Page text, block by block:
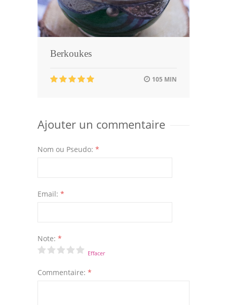
Berkoukes
105 MIN
Ajouter un commentaire
Nom ou Pseudo: *
Email: *
Note: *
Effacer
Commentaire: *